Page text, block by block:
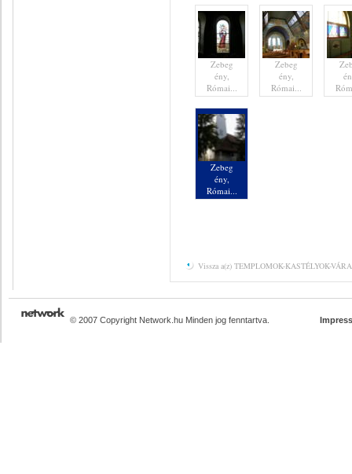
Zebeg
ény,
Római...
Zebeg
ény,
Római...
Zebeg
ény,
Római...
Vissza a(z) TEMPLOMOK-KASTÉLYOK-
© 2007 Copyright Network.hu Minden jog fenntartva.